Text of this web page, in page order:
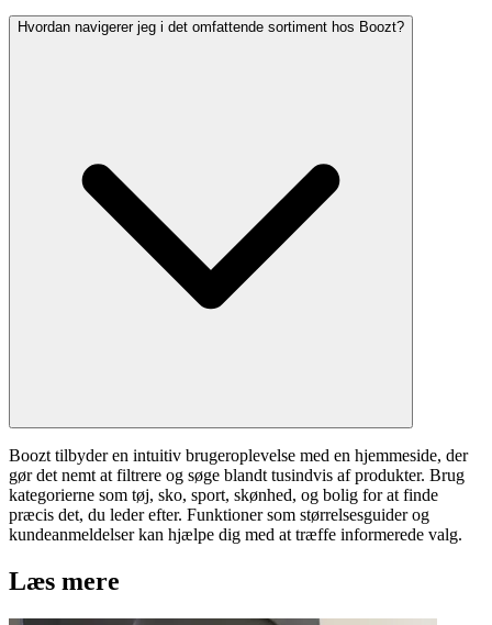
Hvordan navigerer jeg i det omfattende sortiment hos Boozt?
Boozt tilbyder en intuitiv brugeroplevelse med en hjemmeside, der
gør det nemt at filtrere og søge blandt tusindvis af produkter. Brug
kategorierne som tøj, sko, sport, skønhed, og bolig for at finde
præcis det, du leder efter. Funktioner som størrelsesguider og
kundeanmeldelser kan hjælpe dig med at træffe informerede valg.
Læs mere